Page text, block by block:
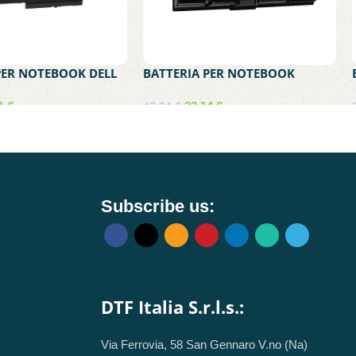
NOTEBOOK DELL
CON J60J5 – DELL
E7470
€
BATTERIA PER NOTEBOOK
TOSHIBA COMPATIBILE CON
PA3534U-1BR – SATELLITE A200
47,34 € 33,14€
Subscribe us:
DTF Italia S.r.l.s.:
Via Ferrovia, 58 San Gennaro V.no (Na)